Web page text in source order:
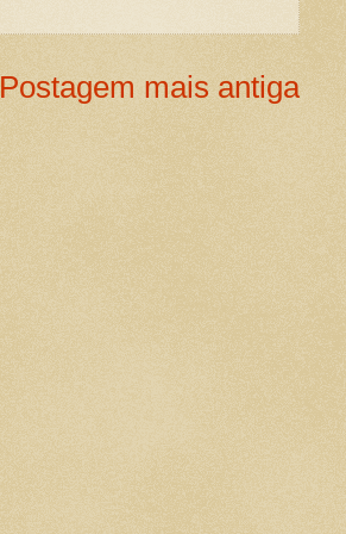
Postagem mais antiga